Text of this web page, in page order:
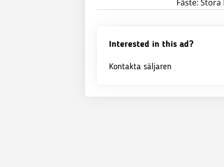
Fäste: Stora
Interested in this ad?
Kontakta säljaren